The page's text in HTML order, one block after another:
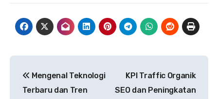
pos
Mengenal Teknologi
Terbaru dan Tren
KPI Traffic Organik
SEO dan Peningkatan